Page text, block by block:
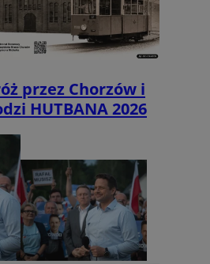
przez Chorzów i
HUTBANA 2026